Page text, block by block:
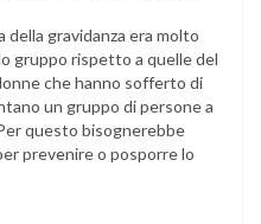
della gravidanza era molto
gruppo rispetto a quelle del
che hanno sofferto di
un gruppo di persone a
questo bisognerebbe
prevenire o posporre lo